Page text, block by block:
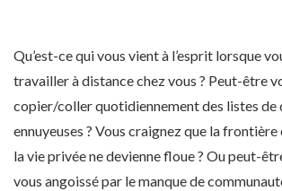
Qu’est-ce qui vous vient à l’esprit lorsque
travailler à distance chez vous ? Peut-être
copier/coller quotidiennement des listes de
ennuyeuses ? Vous craignez que la
la vie privée ne devienne floue ? Ou peut-
vous angoissé par le manque de